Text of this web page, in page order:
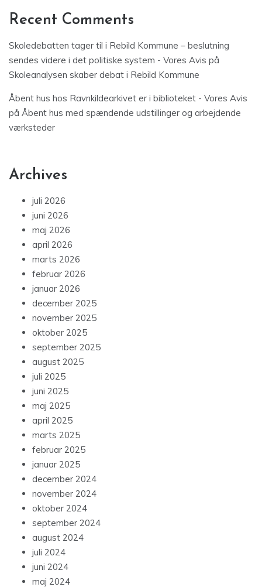
Recent Comments
Skoledebatten tager til i Rebild Kommune – beslutning
sendes videre i det politiske system - Vores Avis på
Skoleanalysen skaber debat i Rebild Kommune
Åbent hus hos Ravnkildearkivet er i biblioteket - Vores Avis
på Åbent hus med spændende udstillinger og arbejdende
værksteder
Archives
juli 2026
juni 2026
maj 2026
april 2026
marts 2026
februar 2026
januar 2026
december 2025
november 2025
oktober 2025
september 2025
august 2025
juli 2025
juni 2025
maj 2025
april 2025
marts 2025
februar 2025
januar 2025
december 2024
november 2024
oktober 2024
september 2024
august 2024
juli 2024
juni 2024
maj 2024